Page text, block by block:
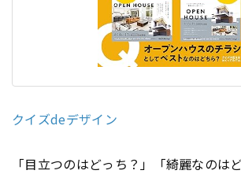
クイズdeデザイン
「目立つのはどっち？」「綺麗なのは